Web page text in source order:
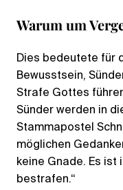
Warum um
Dies bedeutete für
Bewusstsein,
Strafe Gottes
Sünder werden in
Stammapostel
möglichen
keine Gnade. Es ist
bestrafen.“